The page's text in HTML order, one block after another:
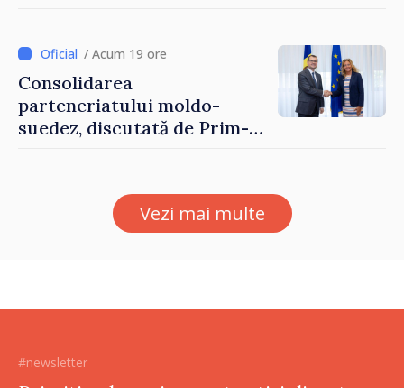
/ Acum 19 ore
Consolidarea
parteneriatului moldo-
suedez, discutată de Prim-
Petra Lärke
Vezi mai multe
#newsletter